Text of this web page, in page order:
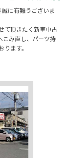
に有難うございま
て頂きたく新車中古
こみ直し、パーツ持
ます。